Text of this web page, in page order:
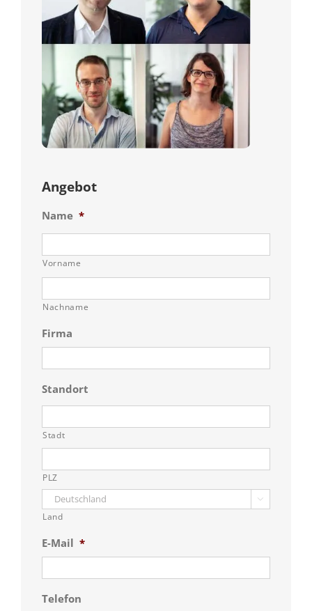
Angebot
Name *
Vorname
Nachname
Firma
Standort
Stadt
PLZ

Land
E-Mail *
Telefon